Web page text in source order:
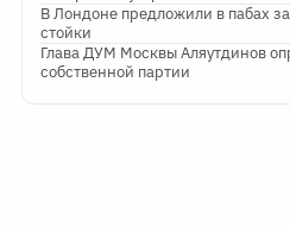
В Лондоне предложили в пабах
стойки
Глава ДУМ Москвы Аляутдинов
собственной партии